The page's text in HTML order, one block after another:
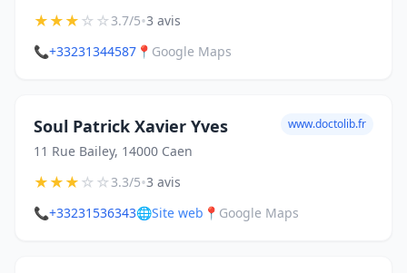
★★★☆☆3.7/5•3 avis
📞+33231344587 📍 Google Maps
Soul Patrick Xavier Yves
11 Rue Bailey, 14000 Caen
www.doctolib.fr
★★★☆☆3.3/5•3 avis
📞+33231536343🌐Site web 📍 Google Maps